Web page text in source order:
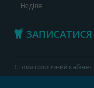
Неділя
Стоматологічний